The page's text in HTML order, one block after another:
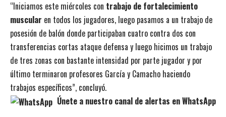
“Iniciamos este miércoles con trabajo de fortalecimiento
muscular en todos los jugadores, luego pasamos a un trabajo de
posesión de balón donde participaban cuatro contra dos con
transferencias cortas ataque defensa y luego hicimos un trabajo
de tres zonas con bastante intensidad por parte jugador y por
último terminaron profesores García y Camacho haciendo
trabajos específicos”, concluyó.
Únete a nuestro canal de alertas en WhatsApp